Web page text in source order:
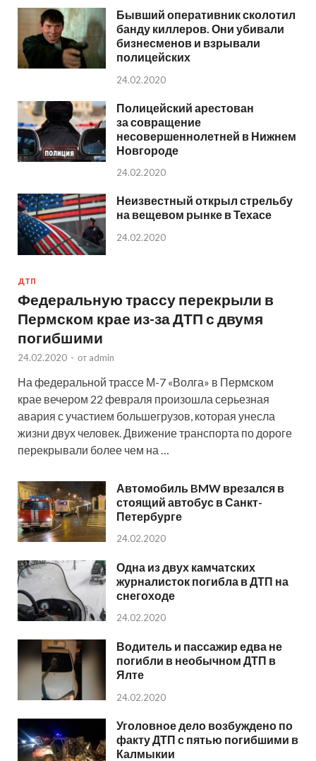
Бывший оперативник сколотил
банду киллеров. Они убивали
бизнесменов и взрывали
полицейских
24.02.2020
Полицейский арестован
за совращение
несовершеннолетней в Нижнем
Новгороде
24.02.2020
Неизвестный открыл стрельбу
на вещевом рынке в Техасе
24.02.2020
ДТП
Федеральную трассу перекрыли в
Пермском крае из-за ДТП с двумя
погибшими
24.02.2020 - от admin
На федеральной трассе М-7 «Волга» в Пермском
крае вечером 22 февраля произошла серьезная
авария с участием большегрузов, которая унесла
жизни двух человек. Движение транспорта по дороге
перекрывали более чем на …
Автомобиль BMW врезался в
стоящий автобус в Санкт-
Петербурге
24.02.2020
Одна из двух камчатских
журналисток погибла в ДТП на
снегоходе
24.02.2020
Водитель и пассажир едва не
погибли в необычном ДТП в
Ялте
24.02.2020
Уголовное дело возбуждено по
факту ДТП с пятью погибшими в
Калмыкии